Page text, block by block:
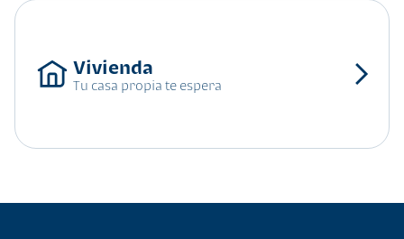
Tu casa propia te espera